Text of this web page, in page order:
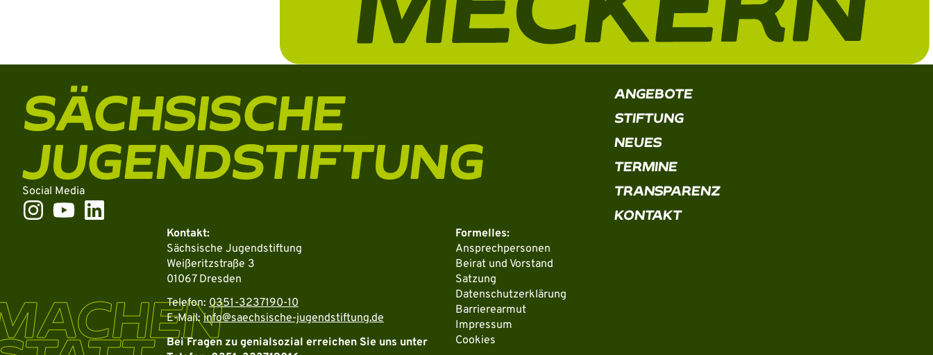
SÄCHSISCHE
JUGENDSTIFTUNG
Social Media
ANGEBOTE
STIFTUNG
NEUES
TERMINE
TRANSPARENZ
KONTAKT
Kontakt:
Sächsische Jugendstiftung
Weißeritzstraße 3
01067 Dresden
Telefon: 0351-3237190-10
E-Mail:info@saechsische-jugendstiftung.de
Bei Fragen zu genialsozial erreichen Sie uns unter
Formelles:
Ansprechpersonen
Beirat und Vorstand
Satzung
Datenschutzerklärung
Barrierearmut
Impressum
Cookies